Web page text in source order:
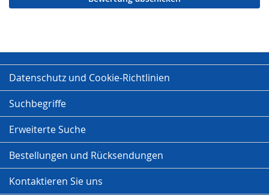
Datenschutz und Cookie-Richtlinien
Suchbegriffe
Erweiterte Suche
Bestellungen und Rücksendungen
Kontaktieren Sie uns